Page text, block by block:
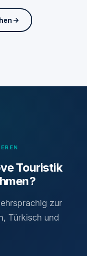
Touristik
zur
Türkisch und